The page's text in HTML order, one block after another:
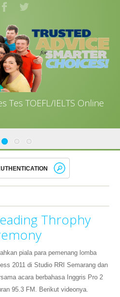
Tes TOEFL/IELTS Online
Throphy
piala para pemenang lomba
2011 di Studio RRI Semarang dan
acara berbahasa Inggris Pro 2
95.3 FM. Berikut videonya.